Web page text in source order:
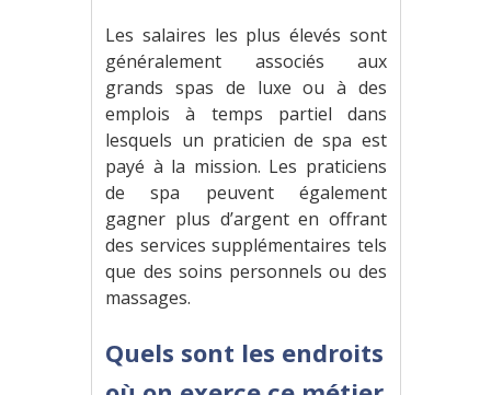
Les salaires les plus élevés sont
généralement associés aux
grands spas de luxe ou à des
emplois à temps partiel dans
lesquels un praticien de spa est
payé à la mission. Les praticiens
de spa peuvent également
gagner plus d’argent en offrant
des services supplémentaires tels
que des soins personnels ou des
massages.
Quels sont les endroits